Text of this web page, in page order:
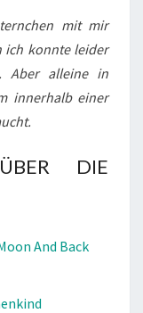
mit mir
ich konnte leider
Aber alleine in
innerhalb einer
DIE
And Back